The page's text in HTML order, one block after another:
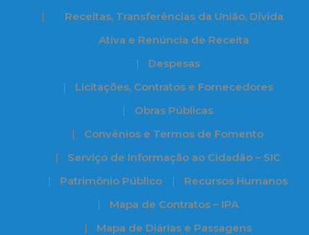
Receitas, Transferências da União, Dívida
Ativa e Renúncia de Receita
Despesas
Licitações, Contratos e Fornecedores
Obras Públicas
Convênios e Termos de Fomento
Serviço de Informação ao Cidadão – SIC
Patrimônio Público
Recursos Humanos
Mapa de Contratos – IPA
Mapa de Diárias e Passagens